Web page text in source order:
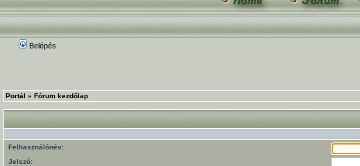
Belépés
Portál » Fórum kezdőlap
Felhasználónév:
Jelszó: